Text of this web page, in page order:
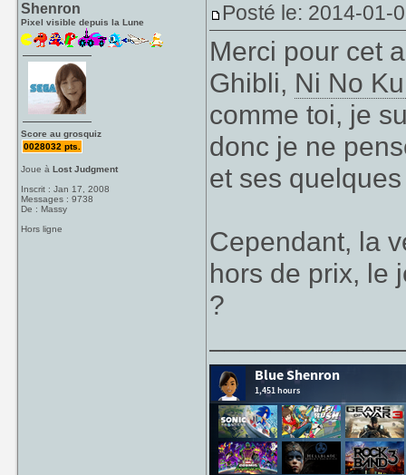
Shenron
Pixel visible depuis la Lune
Score au grosquiz
0028032 pts.
Joue àLost Judgment
Inscrit : Jan 17, 2008
Messages : 9738
De : Massy
Hors ligne
Posté le: 2014-01-
Merci pour cet
Ghibli, Ni No
comme toi, je
donc je ne
et ses
Cependant, la
hors de prix, le
?